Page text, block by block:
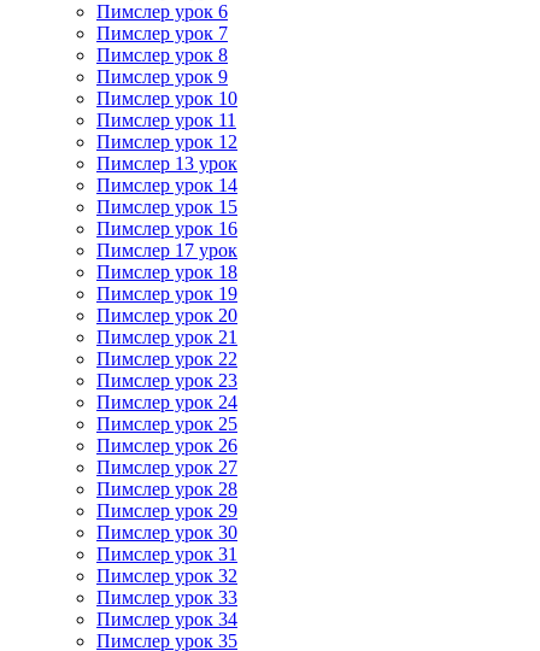
Пимслер урок 6
Пимслер урок 7
Пимслер урок 8
Пимслер урок 9
Пимслер урок 10
Пимслер урок 11
Пимслер урок 12
Пимслер 13 урок
Пимслер урок 14
Пимслер урок 15
Пимслер урок 16
Пимслер 17 урок
Пимслер урок 18
Пимслер урок 19
Пимслер урок 20
Пимслер урок 21
Пимслер урок 22
Пимслер урок 23
Пимслер урок 24
Пимслер урок 25
Пимслер урок 26
Пимслер урок 27
Пимслер урок 28
Пимслер урок 29
Пимслер урок 30
Пимслер урок 31
Пимслер урок 32
Пимслер урок 33
Пимслер урок 34
Пимслер урок 35